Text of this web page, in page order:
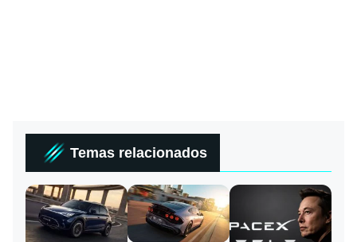
Temas relacionados